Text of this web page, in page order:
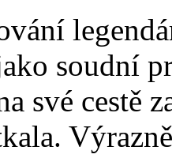
soudní
své cestě